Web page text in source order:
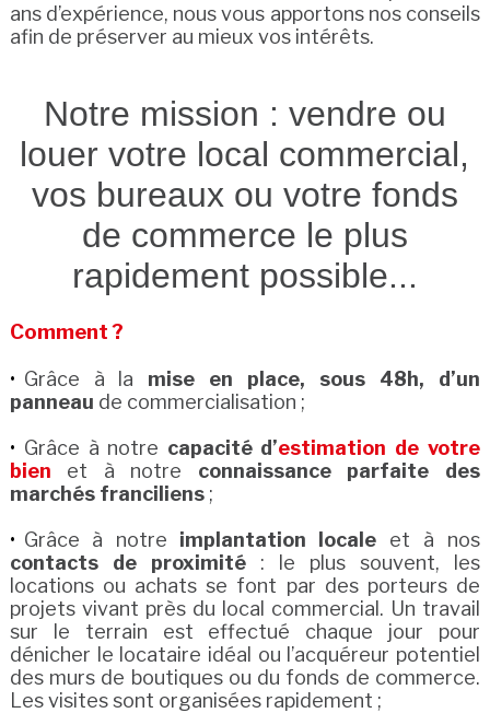
ans d’expérience, nous vous apportons nos conseils
afin de préserver au mieux vos intérêts.
Notre mission : vendre ou
louer votre local commercial,
vos bureaux ou votre fonds
de commerce le plus
rapidement possible...
Comment ?
Grâce à la mise en place, sous 48h, d’un
panneau de commercialisation ;
Grâce à notre capacité d’estimation de votre
bien et à notre connaissance parfaite des
marchés franciliens;
Grâce à notre implantation localeet à nos
contacts de proximité: le plus souvent, les
locations ou achats se font par des porteurs de
projets vivant près du local commercial. Un travail
sur le terrain est effectué chaque jour pour
dénicher le locataire idéal ou l’acquéreur potentiel
des murs de boutiques ou du fonds de commerce.
Les visites sont organisées rapidement ;